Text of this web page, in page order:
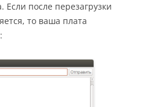
Если после перезагрузки
то ваша плата